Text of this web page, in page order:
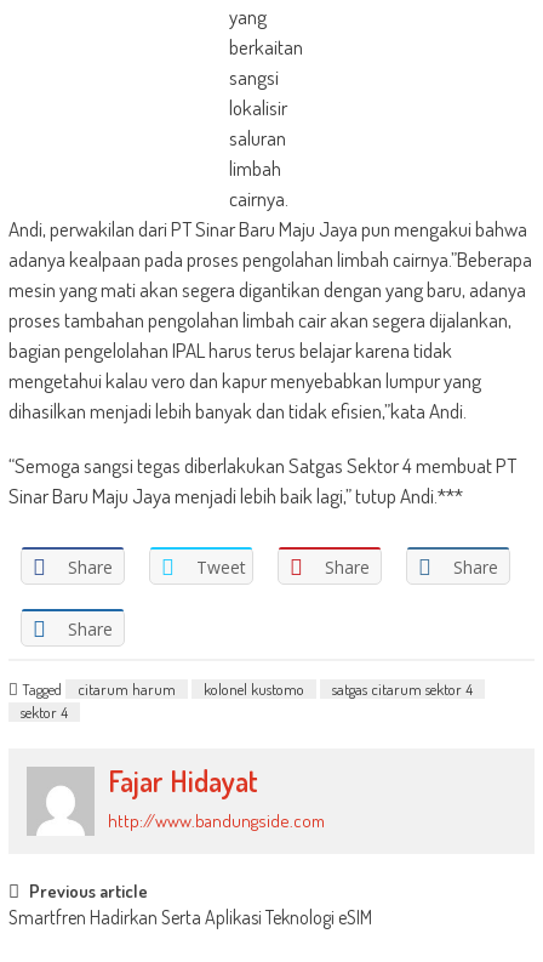
yang
berkaitan
sangsi
lokalisir
saluran
limbah
cairnya.
Andi, perwakilan dari PT Sinar Baru Maju Jaya pun mengakui bahwa
adanya kealpaan pada proses pengolahan limbah cairnya.”Beberapa
mesin yang mati akan segera digantikan dengan yang baru, adanya
proses tambahan pengolahan limbah cair akan segera dijalankan,
bagian pengelolahan IPAL harus terus belajar karena tidak
mengetahui kalau vero dan kapur menyebabkan lumpur yang
dihasilkan menjadi lebih banyak dan tidak efisien,”kata Andi.
“Semoga sangsi tegas diberlakukan Satgas Sektor 4 membuat PT
Sinar Baru Maju Jaya menjadi lebih baik lagi,” tutup Andi.***
Share Tweet Share Share
Share
Tagged citarum harum kolonel kustomo
satgas citarum sektor 4
sektor 4
Fajar Hidayat
http://www.bandungside.com
Post
navigation
Previous article
Smartfren Hadirkan Serta Aplikasi Teknologi eSIM